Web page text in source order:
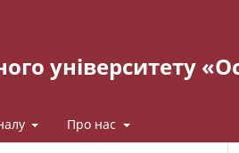
університету
Про нас